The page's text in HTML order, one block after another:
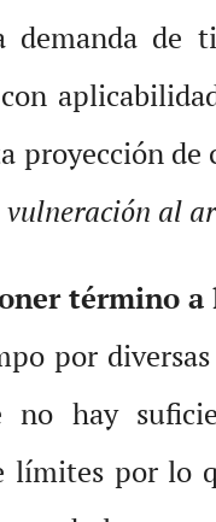
demanda de
proyección
vulneración al
término
por
hay
por lo